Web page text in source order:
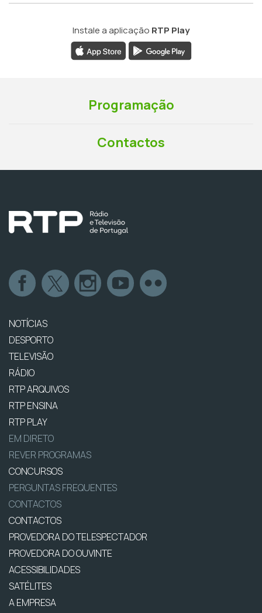
Instale a aplicação RTP Play
Programação
Contactos
NOTÍCIAS
DESPORTO
TELEVISÃO
RÁDIO
RTP ARQUIVOS
RTP ENSINA
RTP PLAY
EM DIRETO
REVER PROGRAMAS
CONCURSOS
PERGUNTAS FREQUENTES
CONTACTOS
CONTACTOS
PROVEDORA DO TELESPECTADOR
PROVEDORA DO OUVINTE
ACESSIBILIDADES
SATÉLITES
A EMPRESA